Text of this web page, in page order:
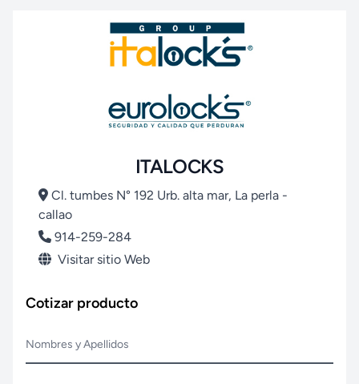
ITALOCKS
Cl. tumbes N° 192 Urb. alta mar, La perla -
callao
914-259-284
Visitar sitio Web
Cotizar producto
Nombres y Apellidos